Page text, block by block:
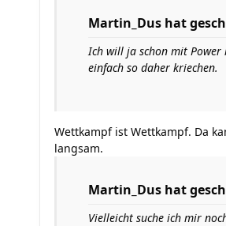
Martin_Dus hat
Ich will ja schon mit Power
einfach so daher kriechen.
Wettkampf ist Wettkampf. Da
langsam.
Martin_Dus hat
Vielleicht suche ich mir